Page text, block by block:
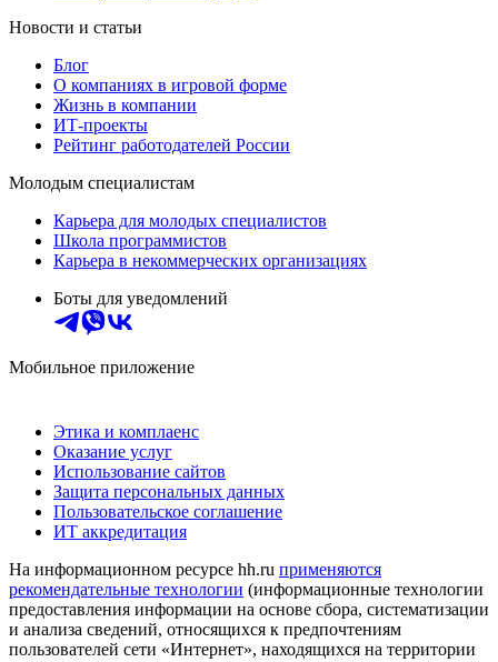
Новости и статьи
Блог
О компаниях в игровой форме
Жизнь в компании
ИТ-проекты
Рейтинг работодателей России
Молодым специалистам
Карьера для молодых специалистов
Школа программистов
Карьера в некоммерческих организациях
Боты для уведомлений
Мобильное приложение
Этика и комплаенс
Оказание услуг
Использование сайтов
Защита персональных данных
Пользовательское соглашение
ИТ аккредитация
На информационном ресурсе hh.ru применяются
рекомендательные технологии (информационные технологии
предоставления информации на основе сбора, систематизации
и анализа сведений, относящихся к предпочтениям
пользователей сети «Интернет», находящихся на территории